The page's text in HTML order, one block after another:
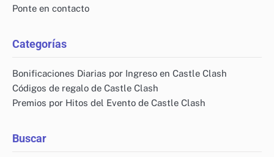
Ponte en contacto
Categorías
Bonificaciones Diarias por Ingreso en Castle Clash
Códigos de regalo de Castle Clash
Premios por Hitos del Evento de Castle Clash
Buscar